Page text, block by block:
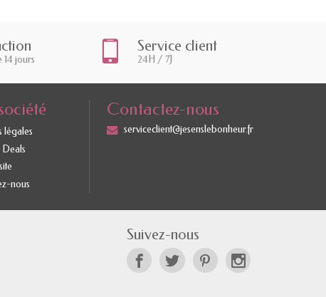
14 jours
Service client
24H / 7J
légales
nous
Contactez-nous
serviceclient@jesenslebonheur.fr
Suivez-nous